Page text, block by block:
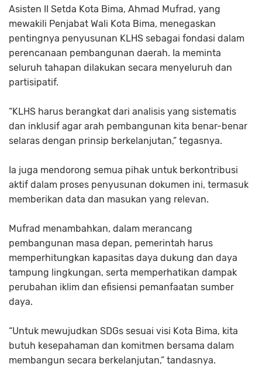
Asisten II Setda Kota Bima, Ahmad Mufrad, yang
mewakili Penjabat Wali Kota Bima, menegaskan
pentingnya penyusunan KLHS sebagai fondasi dalam
perencanaan pembangunan daerah. Ia meminta
seluruh tahapan dilakukan secara menyeluruh dan
partisipatif.
“KLHS harus berangkat dari analisis yang sistematis
dan inklusif agar arah pembangunan kita benar-benar
selaras dengan prinsip berkelanjutan,” tegasnya.
Ia juga mendorong semua pihak untuk berkontribusi
aktif dalam proses penyusunan dokumen ini, termasuk
memberikan data dan masukan yang relevan.
Mufrad menambahkan, dalam merancang
pembangunan masa depan, pemerintah harus
memperhitungkan kapasitas daya dukung dan daya
tampung lingkungan, serta memperhatikan dampak
perubahan iklim dan efisiensi pemanfaatan sumber
daya.
“Untuk mewujudkan SDGs sesuai visi Kota Bima, kita
butuh kesepahaman dan komitmen bersama dalam
membangun secara berkelanjutan,” tandasnya.